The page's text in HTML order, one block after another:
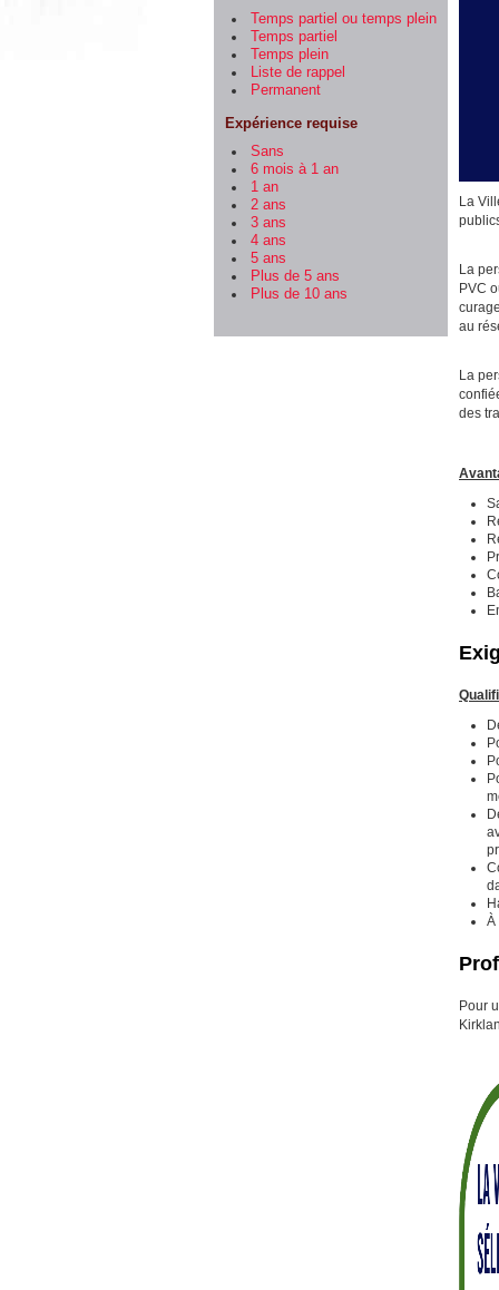
Temps partiel ou temps plein
Temps partiel
Temps plein
Liste de rappel
Permanent
Expérience requise
Sans
6 mois à 1 an
1 an
2 ans
3 ans
4 ans
5 ans
Plus de 5 ans
Plus de 10 ans
La
La
PVC
au
La
des
À
Pour